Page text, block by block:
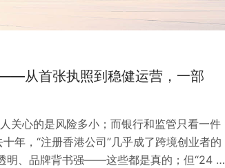
从首张执照到稳健运营，一部
关心的是风险多小；而银行和监管只看一件
年，“注册香港公司”几乎成了跨境创业者的
明、品牌背书强——这些都是真的；但“24 小